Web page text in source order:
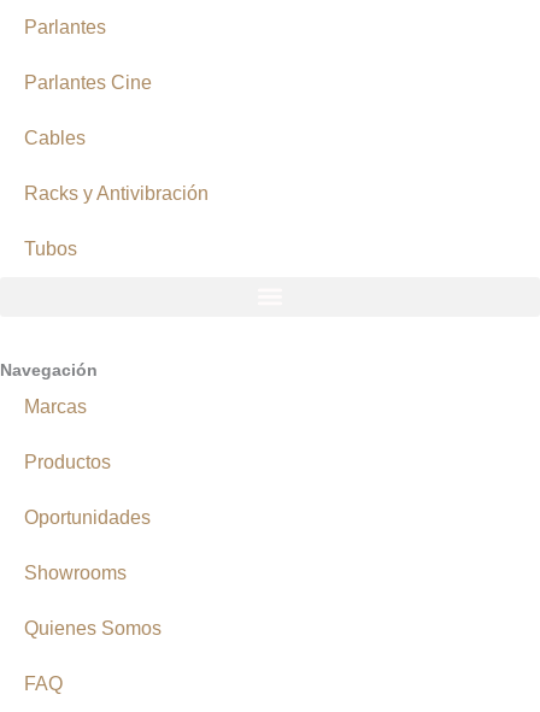
Parlantes
Parlantes Cine
Cables
Racks y Antivibración
Tubos
Navegación
Marcas
Productos
Oportunidades
Showrooms
Quienes Somos
FAQ